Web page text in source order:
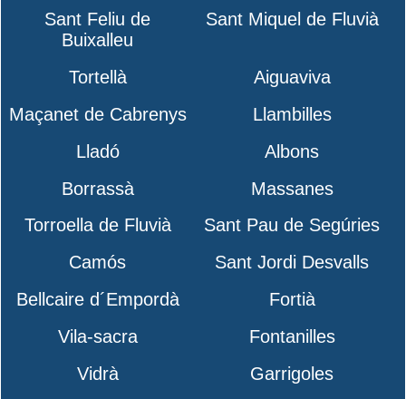
Sant Feliu de
Buixalleu
Sant Miquel de Fluvià
Tortellà
Aiguaviva
Maçanet de Cabrenys
Llambilles
Lladó
Albons
Borrassà
Massanes
Torroella de Fluvià
Sant Pau de Segúries
Camós
Sant Jordi Desvalls
Bellcaire d´Empordà
Fortià
Vila-sacra
Fontanilles
Vidrà
Garrigoles